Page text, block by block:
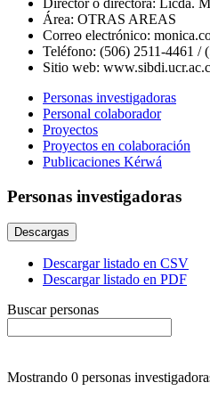
Director o directora: Licda.
Área: OTRAS AREAS
Correo electrónico:
Teléfono: (506) 2511-4461 /
Sitio web:
Personas investigadoras
Personal colaborador
Proyectos
Proyectos en colaboración
Publicaciones Kérwá
Personas investigadoras
Descargas
Descargar listado en CSV
Descargar listado en PDF
Buscar personas
Mostrando 0 personas